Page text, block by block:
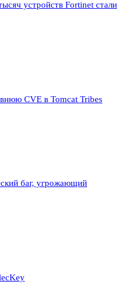
устройств Fortinet стали
CVE в Tomcat Tribes
баг, угрожающий